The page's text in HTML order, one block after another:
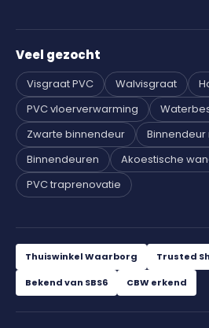
Veel gezocht
Visgraat PVC Walvisgraat
PVC vloerverwarming
Zwarte binnendeur
Binnendeuren
Akoestische
PVC traprenovatie
Thuiswinkel Waarborg Trusted
Bekend van SBS6 CBW erkend